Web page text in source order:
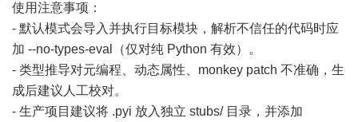
使用注意事项：
- 默认模式会导入并执行目标模块，解析不信任的代码时应
加 --no-types-eval（仅对纯 Python 有效）。
- 类型推导对元编程、动态属性、monkey patch 不准确，生
成后建议人工校对。
- 生产项目建议将 .pyi 放入独立 stubs/ 目录，并添加